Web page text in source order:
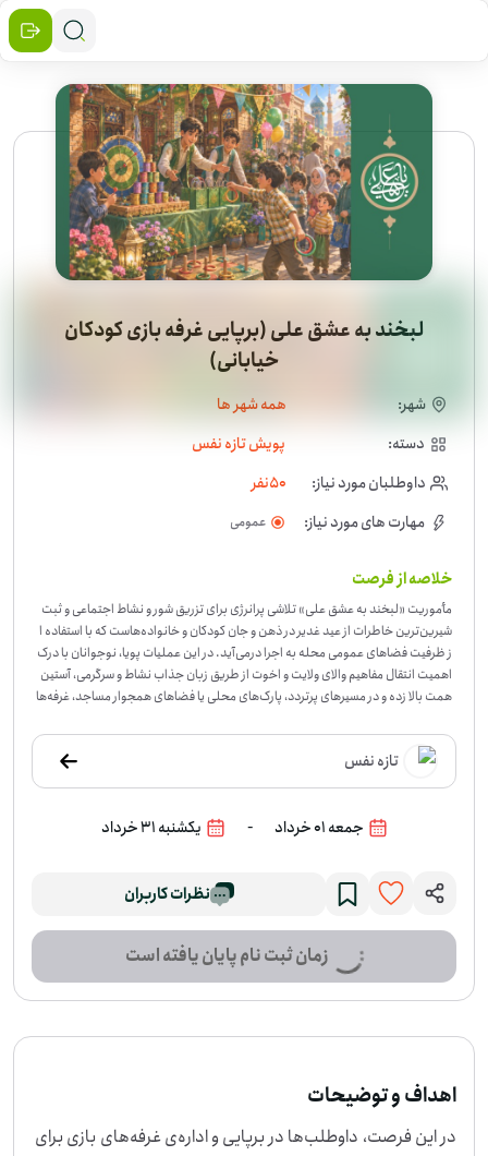
لبخند به عشق علی (برپایی غرفه بازی کودکان
خیابانی)
شهر:
همه شهر ها
دسته:
پویش تازه نفس
داوطلبان مورد نیاز:
50نفر
مهارت های مورد نیاز:
عمومی
خلاصه از فرصت
مأموریت «لبخند به عشق علی» تلاشی پرانرژی برای تزریق شور و نشاط اجتماعی و ثبت
شیرین‌ترین خاطرات از عید غدیر در ذهن و جان کودکان و خانواده‌هاست که با استفاده ا
ز ظرفیت فضاهای عمومی محله به اجرا درمی‌آید. در این عملیات پویا، نوجوانان با درک
اهمیت انتقال مفاهیم والای ولایت و اخوت از طریق زبان جذاب نشاط و سرگرمی، آستین
همت بالا زده و در مسیرهای پرتردد، پارک‌های محلی یا فضاهای همجوار مساجد، غرفه‌ها
می‌کنند. این ایستگاه‌های شادی‌آفرین با تدارک بازی‌های ساده، کم‌هزینه اما به‌شدت پره
یجان و میدانی مانند پرتاب حلقه، دارت، ایستگاه نقاشی یا مسابقات کوتاه مهارتی و فکر
ی تجهیز می‌شوند، درحالی‌که میدان‌داری، مدیریت و اداره صفر تا صد این غرفه‌ها بر عه
خندان از کودکان محله استقبال کرده، فضایی سرشار از رقابت سالم و رفاقت مؤمنانه می‌آ
ب‌های نسل آینده می‌نشانند و چهره‌ای سراسر انرژی و امید از عید بزرگ غدیر ترسیم می‌ک
ند؛ از آماده‌کردن فضای غرفه تا اجرای بازی‌های ساده و پرتحرک مثل پرتاب حلقه، دارت،
نقاشی یا مسابقه‌های کوتاه. محور اصلی کار این است که نوجوان‌ها خودشان مدیریت غ
رفه را به عهده بگیرند و یک فعالیت شاد و منظم را برای بچه‌های محله پیش ببرند. این پ
ویش در فضاهای عمومی محله، پارک‌ها یا مکان‌های همجوار مسجد در همه استان‌ها بر
شته باشید، می‌توانید به این فرصت بپیوندید.
تازه نفس
جمعه 01 خرداد - یکشنبه 31 خرداد
نظرات کاربران
زمان ثبت نام پایان یافته است
اهداف و توضیحات
در این فرصت، داوطلب‌ها در برپایی و اداره‌ی غرفه‌های بازی برای